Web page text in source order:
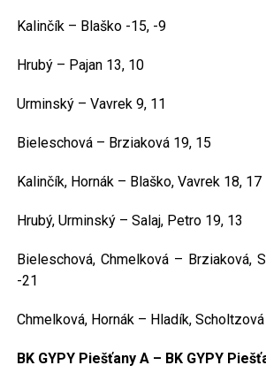
Kalinčík – Blaško -15, -9
Hrubý – Pajan 13, 10
Urminský – Vavrek 9, 11
Bieleschová – Brziaková 19, 15
Kalinčík, Hornák – Blaško, Vavrek 18, 17
Hrubý, Urminský – Salaj, Petro 19, 13
Bieleschová, Chmelková – Brziaková,
-21
Chmelková, Hornák – Hladík,
BK GYPY Piešťany A – BK GYPY